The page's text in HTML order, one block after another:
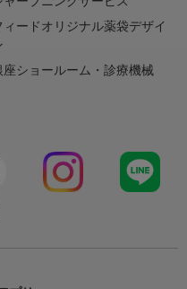
ィードオリジナル薬袋デザイ
座ショールーム・診療機械